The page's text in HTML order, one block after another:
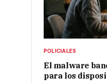
POLICIALES
El malware
para los